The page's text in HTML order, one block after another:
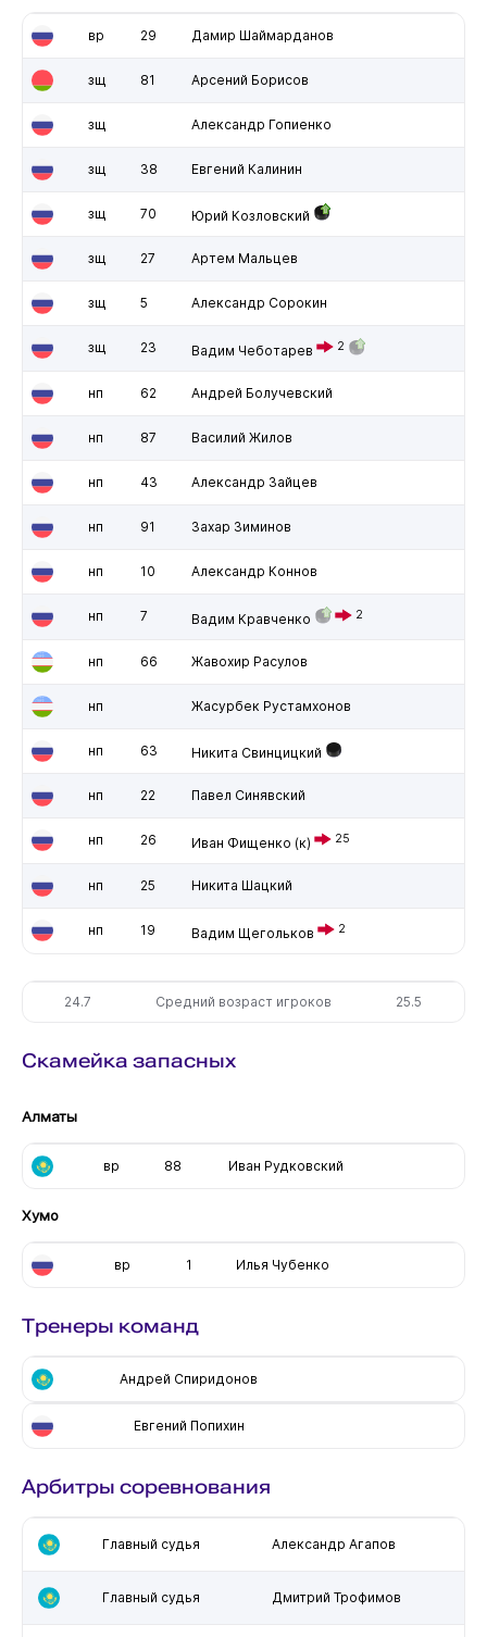
вр 29 Дамир Шаймарданов
зщ 81 Арсений Борисов
зщ Александр Гопиенко
зщ 38 Евгений Калинин
зщ 70 Юрий Козловский
зщ 27 Артем Мальцев
зщ 5 Александр Сорокин
зщ 23 Вадим Чеботарев 2
нп 62 Андрей Болучевский
нп 87 Василий Жилов
нп 43 Александр Зайцев
нп 91 Захар Зиминов
нп 10 Александр Коннов
нп 7 Вадим Кравченко 2
нп 66 Жавохир Расулов
нп Жасурбек Рустамхонов
нп 63 Никита Свинцицкий
нп 22 Павел Синявский
нп 26 Иван Фищенко (к) 25
нп 25 Никита Шацкий
нп 19 Вадим Щегольков 2
24.7 Средний возраст игроков 25.5
Скамейка запасных
Алматы
вр 88 Иван Рудковский
Хумо
вр 1 Илья Чубенко
Тренеры команд
Андрей Спиридонов
Евгений Попихин
Арбитры соревнования
Главный судья Александр Агапов
Главный судья Дмитрий Трофимов